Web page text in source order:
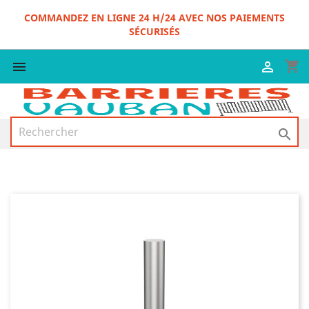
COMMANDEZ EN LIGNE 24 H/24 AVEC NOS PAIEMENTS
SÉCURISÉS
 shopping_cart

